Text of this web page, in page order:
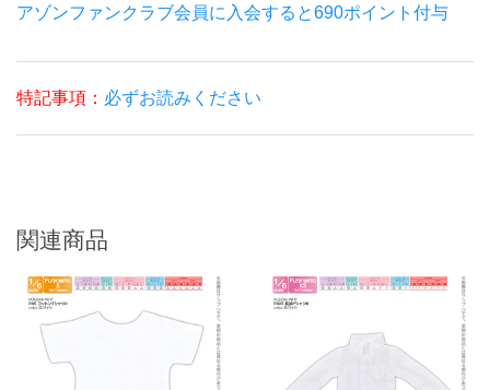
アゾンファンクラブ会員に入会すると690ポイント付与
特記事項： 必ずお読みください
関連商品